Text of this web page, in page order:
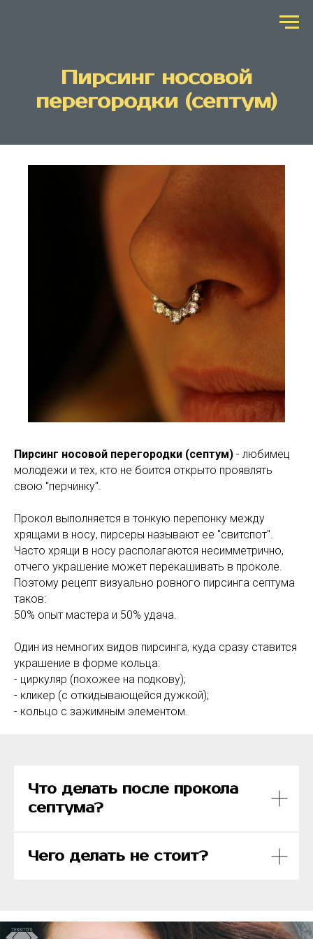
Пирсинг носовой
перегородки (септум)
Пирсинг носовой перегородки (септум) - любимец
молодежи и тех, кто не боится открыто проявлять
свою "перчинку".
Прокол выполняется в тонкую перепонку между
хрящами в носу, пирсеры называют ее "свитспот".
Часто хрящи в носу располагаются несимметрично,
отчего украшение может перекашивать в проколе.
Поэтому рецепт визуально ровного пирсинга септума
таков:
50% опыт мастера и 50% удача.
Один из немногих видов пирсинга, куда сразу ставится
украшение в форме кольца:
- циркуляр (похожее на подкову);
- кликер (с откидывающейся дужкой);
- кольцо с зажимным элементом.
Что делать после прокола
септума?
Чего делать не стоит?